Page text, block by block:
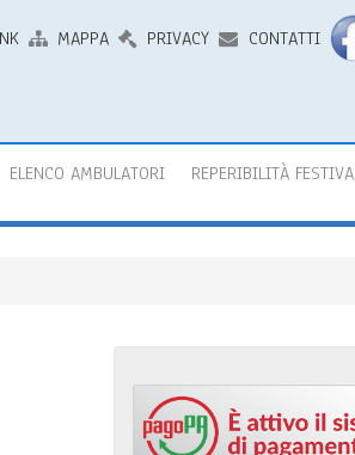
MAPPA PRIVACY CONTATTI
ELENCO AMBULATORI REPERIBILITÀ FESTIVA